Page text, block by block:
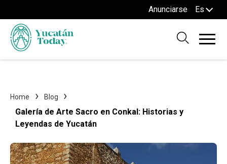
Anunciarse Es
Home Blog
Galería de Arte Sacro en Conkal: Historias y
Leyendas de Yucatán